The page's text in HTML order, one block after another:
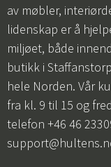
av møbler,
lidenskap er å
miljøet, både
butikk i
hele Norden. Vår
fra kl. 9 til 15 og
telefon +46 46